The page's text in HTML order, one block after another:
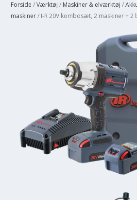
Forside /Værktøj / Maskiner & elværktøj /
maskiner/ I-R 20V kombosæt, 2 maskiner + 2